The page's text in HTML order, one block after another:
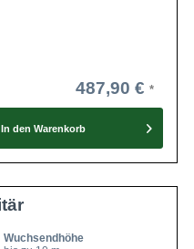
487,90 €
In den Warenkorb
Wuchsendhöhe